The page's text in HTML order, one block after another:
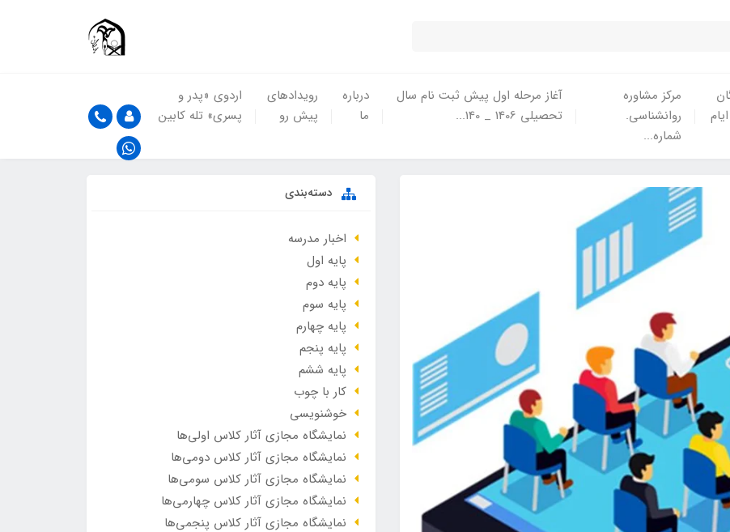
مرکز مشاوره
روانشناسی.
شماره...
آغاز مرحله اول پیش ثبت نام سال
تحصیلی 1406 _ 140...
درباره
ما
رویدادهای
پیش رو
اردوی «پدر و
پسری» تله کابین
دسته‌بندی
اخبار مدرسه
پایه اول
پایه دوم
پایه سوم
پایه چهارم
پایه پنجم
پایه ششم
کار با چوب
خوشنویسی
نمایشگاه مجازی آثار کلاس اولی‌ها
نمایشگاه مجازی آثار کلاس دومی‌ها
نمایشگاه مجازی آثار کلاس سومی‌ها
نمایشگاه مجازی آثار کلاس چهارمی‌ها
نمایشگاه مجازی آثار کلاس پنجمی‌ها